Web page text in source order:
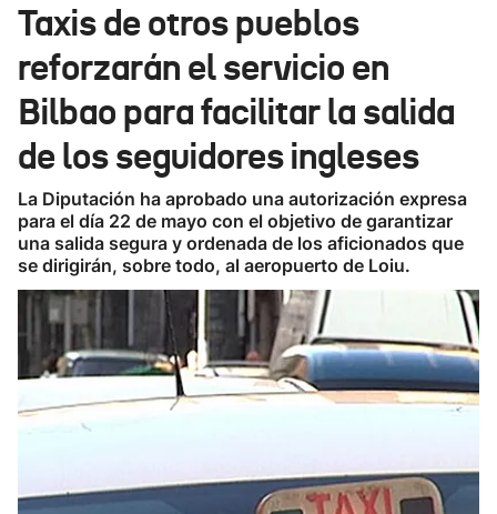
Ikusmiran
Eguraldia
Taxis de otros pueblos
reforzarán el servicio en
Bilbao para facilitar la salida
de los seguidores ingleses
La Diputación ha aprobado una autorización expresa
para el día 22 de mayo con el objetivo de garantizar
una salida segura y ordenada de los aficionados que
se dirigirán, sobre todo, al aeropuerto de Loiu.